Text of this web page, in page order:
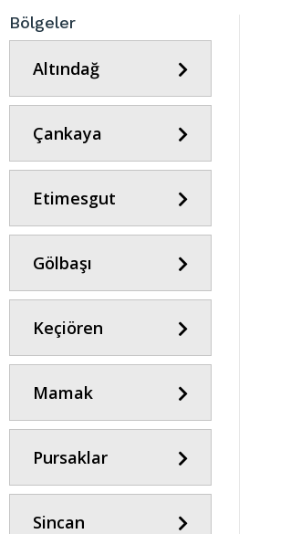
Bölgeler
Altındağ
Çankaya
Etimesgut
Gölbaşı
Keçiören
Mamak
Pursaklar
Sincan